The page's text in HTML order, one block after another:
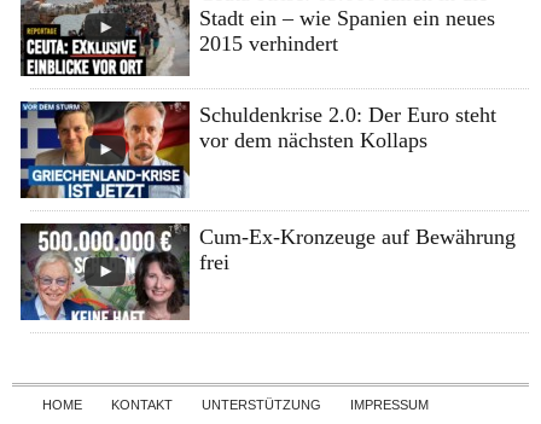
Stadt ein – wie Spanien ein neues
2015 verhindert
Schuldenkrise 2.0: Der Euro steht
vor dem nächsten Kollaps
Cum-Ex-Kronzeuge auf Bewährung
frei
Skip to content
HOME KONTAKT UNTERSTÜTZUNG
IMPRESSUM